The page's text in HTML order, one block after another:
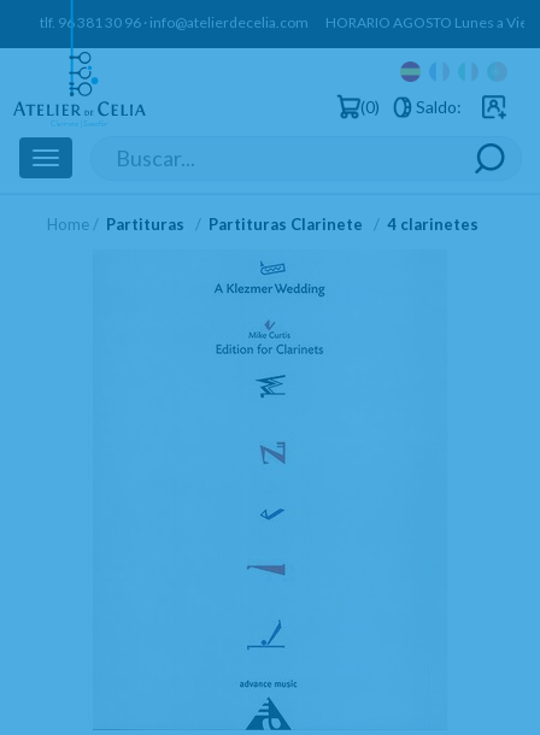
tlf. 96 381 30 96 · info@atelierdecelia.com HORARIO AGOSTO Lunes a
0 Saldo:
Toggle
navigation
Home Partituras Partituras Clarinete 4 clarinetes